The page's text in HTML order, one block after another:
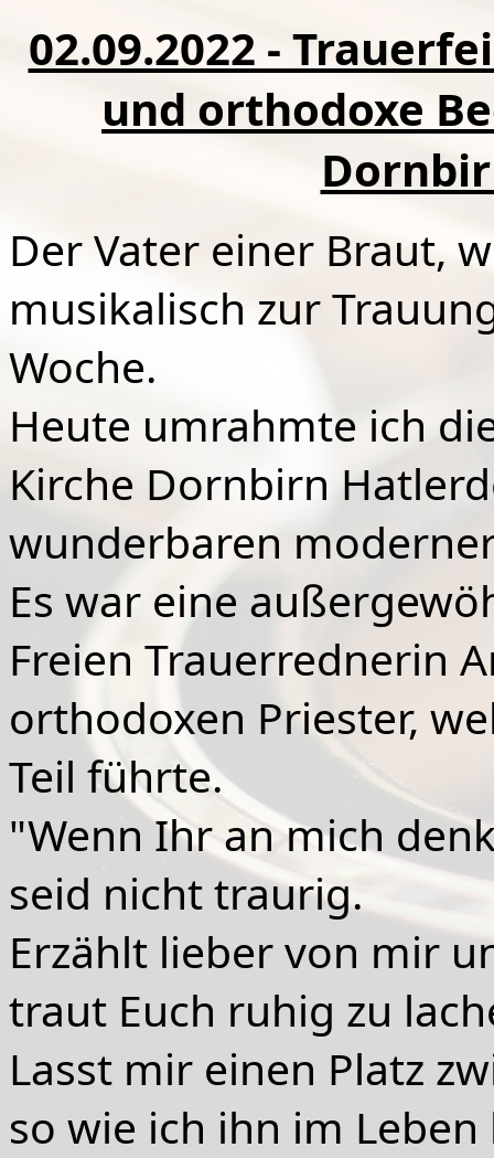
02.09.2022 -
und orthodoxe
Der Vater einer Braut,
musikalisch zur
Woche.
Heute umrahmte ich
Kirche Dornbirn
wunderbaren
Es war eine
Freien Trauerrednerin
orthodoxen Priester,
Teil führte.
"Wenn Ihr an mich
seid nicht traurig.
Erzählt lieber von mir
traut Euch ruhig zu
Lasst mir einen Platz
so wie ich ihn im